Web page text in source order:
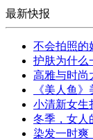
最新快报
不会拍照的
护肤为什么
高雅与时尚
《美人鱼
小清新女生
冬季，女人
染发一时爽